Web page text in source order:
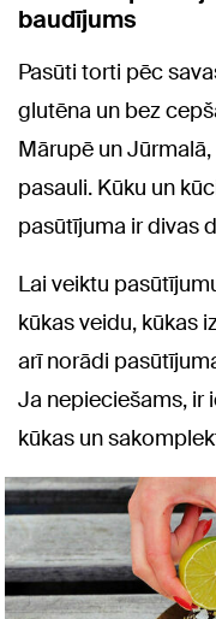
baudījums
Pasūti torti pēc
glutēna un bez
Mārupē un
pasauli. Kūku un
pasūtījuma ir divas
Lai veiktu
kūkas veidu, kūkas
arī norādi
Ja nepieciešams, ir
kūkas un